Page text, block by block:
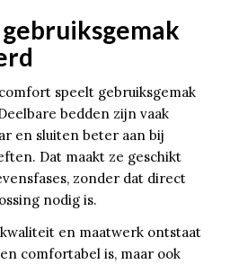
speelt gebruiksgemak
bedden zijn vaak
en sluiten beter aan bij
Dat maakt ze geschikt
zonder dat direct
nodig is.
en maatwerk ontstaat
comfortabel is, maar ook